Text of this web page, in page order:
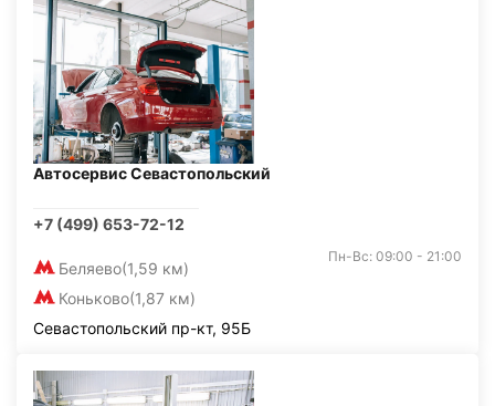
Автосервис Севастопольский
+7 (499) 653-72-12
Беляево(1,59 км)
Коньково(1,87 км)
Пн-Вс: 09:00 - 21:00
Севастопольский пр-кт, 95Б